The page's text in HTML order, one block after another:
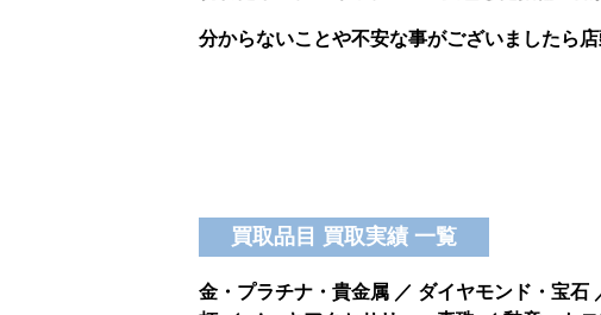
分からないことや不安な事がございましたら
買取品目 買取実績 一覧
金・プラチナ・貴金属 ／ ダイヤモンド・宝石